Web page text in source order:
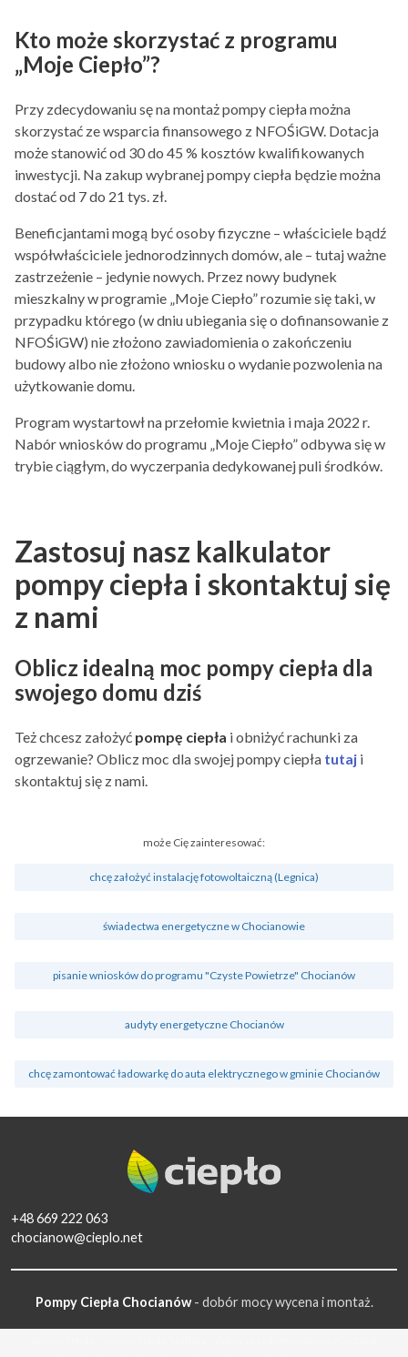
Kto może skorzystać z programu
„Moje Ciepło”?
Przy zdecydowaniu sę na montaż pompy ciepła można
skorzystać ze wsparcia finansowego z NFOŚiGW. Dotacja
może stanowić od 30 do 45 % kosztów kwalifikowanych
inwestycji. Na zakup wybranej pompy ciepła będzie można
dostać od 7 do 21 tys. zł.
Beneficjantami mogą być osoby fizyczne – właściciele bądź
współwłaściciele jednorodzinnych domów, ale – tutaj ważne
zastrzeżenie – jedynie nowych. Przez nowy budynek
mieszkalny w programie „Moje Ciepło” rozumie się taki, w
przypadku którego (w dniu ubiegania się o dofinansowanie z
NFOŚiGW) nie złożono zawiadomienia o zakończeniu
budowy albo nie złożono wniosku o wydanie pozwolenia na
użytkowanie domu.
Program wystartowł na przełomie kwietnia i maja 2022 r.
Nabór wniosków do programu „Moje Ciepło” odbywa się w
trybie ciągłym, do wyczerpania dedykowanej puli środków.
Zastosuj nasz kalkulator
pompy ciepła i skontaktuj się
z nami
Oblicz idealną moc pompy ciepła dla
swojego domu dziś
Też chcesz założyć pompę ciepła i obniżyć rachunki za
ogrzewanie? Oblicz moc dla swojej pompy ciepła tutaj i
skontaktuj się z nami.
może Cię zainteresować:
chcę założyć instalację fotowoltaiczną (Legnica)
świadectwa energetyczne w Chocianowie
pisanie wniosków do programu "Czyste Powietrze" Chocianów
audyty energetyczne Chocianów
chcę zamontować ładowarkę do auta elektrycznego w gminie Chocianów
+48 669 222 063
chocianow@cieplo.net
Pompy Ciepła Chocianów- dobór mocy wycena i montaż.